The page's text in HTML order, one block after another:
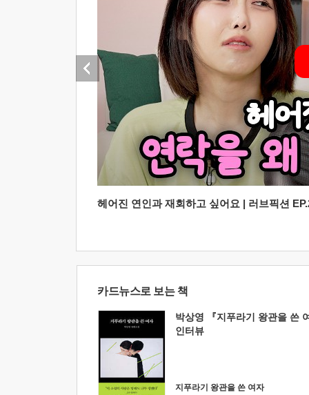
헤어진 연인과 재회하고 싶어요 | 러브픽션
카드뉴스로 보는 책
박상영 『지푸라기 왕관을 쓴
인터뷰
지푸라기 왕관을 쓴 여자